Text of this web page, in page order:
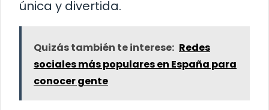
única y divertida.
Quizás también te interese: Redes
sociales más populares en España para
conocer gente